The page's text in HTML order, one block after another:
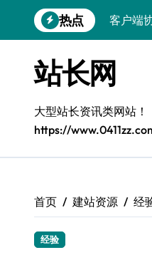
到
热点
客户端
容器技
容器部
容器部
破局之
VR创业
站长网
大型站长资讯类网站！
https://
首页 建站资源 经
经验